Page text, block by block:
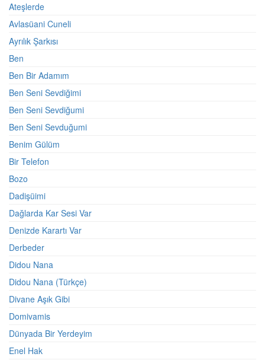
Ateşlerde
Avlasüani Cuneli
Ayrılık Şarkısı
Ben
Ben Bir Adamım
Ben Seni Sevdiğimi
Ben Seni Sevdiğumi
Ben Seni Sevduğumi
Benim Gülüm
Bir Telefon
Bozo
Dadişüimi
Dağlarda Kar Sesi Var
Denizde Karartı Var
Derbeder
Didou Nana
Didou Nana (Türkçe)
Divane Aşık Gibi
Domivamis
Dünyada Bir Yerdeyim
Enel Hak